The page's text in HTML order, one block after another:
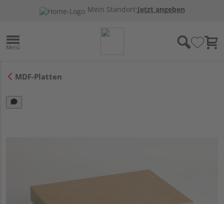
Mein Standort:Jetzt angeben
MDF-Platten